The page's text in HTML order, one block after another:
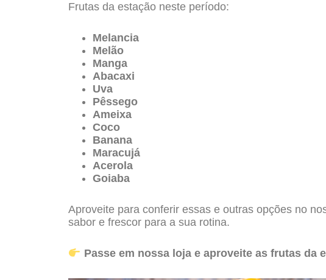
Frutas da estação neste período:
Melancia
Melão
Manga
Abacaxi
Uva
Pêssego
Ameixa
Coco
Banana
Maracujá
Acerola
Goiaba
Aproveite para conferir essas e outras opções no
sabor e frescor para a sua rotina.
Passe em nossa loja e aproveite as frutas da